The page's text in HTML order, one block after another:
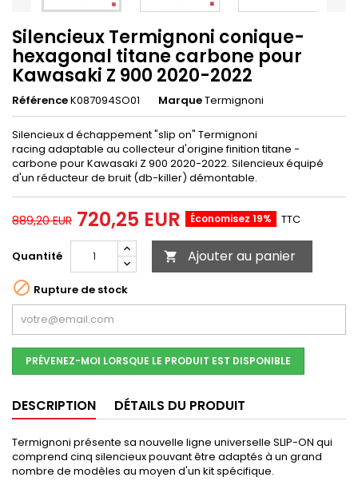
Silencieux Termignoni conique-
hexagonal titane carbone pour
Kawasaki Z 900 2020-2022
RéférenceK087094SO01 MarqueTermignoni
Silencieux d échappement "slip on" Termignoni
racing adaptable au collecteur d'origine finition titane -
carbone pour Kawasaki Z 900 2020-2022. Silencieux équipé
d'un réducteur de bruit (db-killer) démontable.
889,20 EUR 720,25 EUR Économisez 19% TTC
Quantité  Ajouter au panier
 Rupture de stock
PRÉVENEZ-MOI LORSQUE LE PRODUIT EST DISPONIBLE
DESCRIPTION DÉTAILS DU PRODUIT
Termignoni présente sa nouvelle ligne universelle SLIP-ON qui
comprend cinq silencieux pouvant être adaptés à un grand
nombre de modèles au moyen d'un kit spécifique.